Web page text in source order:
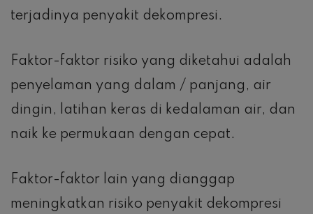
terjadinya penyakit dekompresi.
Faktor-faktor risiko yang diketahui adalah
penyelaman yang dalam / panjang, air
dingin, latihan keras di kedalaman air, dan
naik ke permukaan dengan cepat.
Faktor-faktor lain yang dianggap
meningkatkan risiko penyakit dekompresi